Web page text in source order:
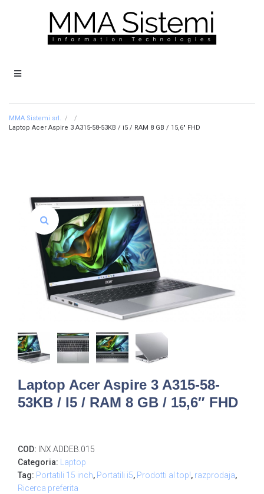
MMA Sistemi srl. /
/
Laptop Acer Aspire 3 A315-58-53KB / i5 / RAM 8 GB / 15,6″ FHD
Laptop Acer Aspire 3 A315-58-
53KB / I5 / RAM 8 GB / 15,6″ FHD
COD: INX.ADDEB.015
Categoria: Laptop
Tag: Portatili 15 inch, Portatili i5, Prodotti al top!, razprodaja,
Ricerca preferita